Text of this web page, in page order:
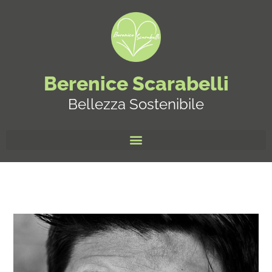
Berenice Scarabelli
Bellezza Sostenibile